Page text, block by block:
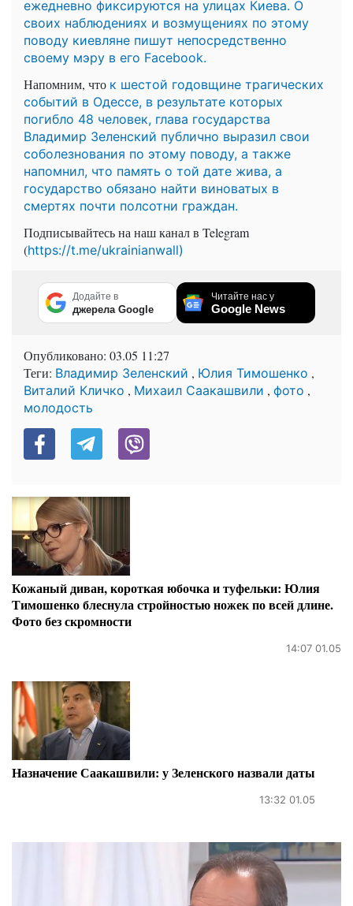
ежедневно фиксируются на улицах Киева. О
своих наблюдениях и возмущениях по этому
поводу киевляне пишут непосредственно
своему мэру в его Facebook.
Напомним, что к шестой годовщине трагических
событий в Одессе, в результате которых
погибло 48 человек, глава государства
Владимир Зеленский публично выразил свои
соболезнования по этому поводу, а также
напомнил, что память о той дате жива, а
государство обязано найти виноватых в
смертях почти полсотни граждан.
Подписывайтесь на наш канал в Telegram
(https://t.me/ukrainianwall)
Додайте в
джерела Google
Читайте нас у
Google News
Опубликовано: 03.05 11:27
Теги: Владимир Зеленский , Юлия Тимошенко ,
Виталий Кличко , Михаил Саакашвили , фото ,
молодость
Кожаный диван, короткая юбочка и туфельки: Юлия
Тимошенко блеснула стройностью ножек по всей длине.
Фото без скромности
14:07 01.05
Назначение Саакашвили: у Зеленского назвали даты
13:32 01.05